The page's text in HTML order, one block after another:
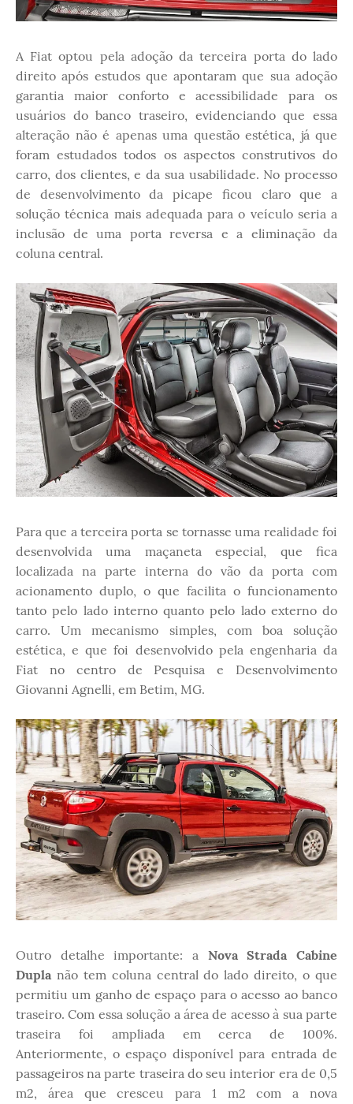
A Fiat optou pela adoção da terceira porta do lado
direito após estudos que apontaram que sua adoção
garantia maior conforto e acessibilidade para os
usuários do banco traseiro, evidenciando que essa
alteração não é apenas uma questão estética, já que
foram estudados todos os aspectos construtivos do
carro, dos clientes, e da sua usabilidade. No processo
de desenvolvimento da picape ficou claro que a
solução técnica mais adequada para o veículo seria a
inclusão de uma porta reversa e a eliminação da
coluna central.
Para que a terceira porta se tornasse uma realidade foi
desenvolvida uma maçaneta especial, que fica
localizada na parte interna do vão da porta com
acionamento duplo, o que facilita o funcionamento
tanto pelo lado interno quanto pelo lado externo do
carro. Um mecanismo simples, com boa solução
estética, e que foi desenvolvido pela engenharia da
Fiat no centro de Pesquisa e Desenvolvimento
Giovanni Agnelli, em Betim, MG.
Outro detalhe importante: a Nova Strada Cabine
Dupla não tem coluna central do lado direito, o que
permitiu um ganho de espaço para o acesso ao banco
traseiro. Com essa solução a área de acesso à sua parte
traseira foi ampliada em cerca de 100%.
Anteriormente, o espaço disponível para entrada de
passageiros na parte traseira do seu interior era de 0,5
m2, área que cresceu para 1 m2 com a nova